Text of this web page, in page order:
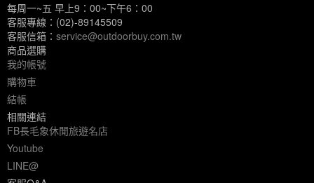
每周一~五 早上9：00~下午6：00
客服專線：(02)-89145509
客服信箱： service@outdoorbuy.com.tw
商品選購
我的帳號
購物車
結帳
相關連結
FB長毛象休閒旅遊名店
Youtube
LINE@